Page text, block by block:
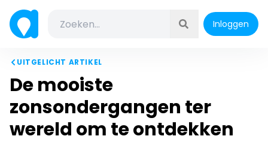
Inloggen
UITGELICHT ARTIKEL
De mooiste
zonsondergangen ter
wereld om te ontdekken